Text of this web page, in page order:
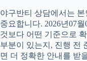
야구반티 상담에서는
중요합니다. 2026년07
것보다 어떤 기준으로
부분이 있는지, 진행 전
면 더 정확한 안내를 받